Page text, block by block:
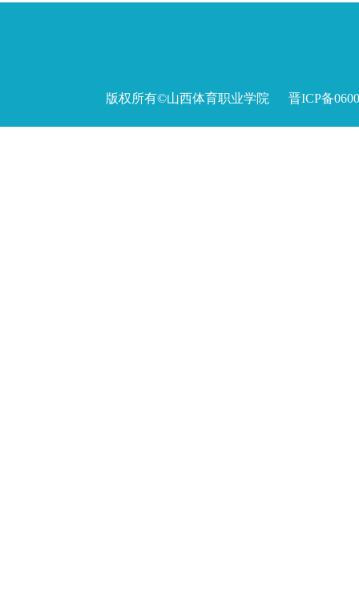
版权所有©山西体育职业学院 晋ICP备